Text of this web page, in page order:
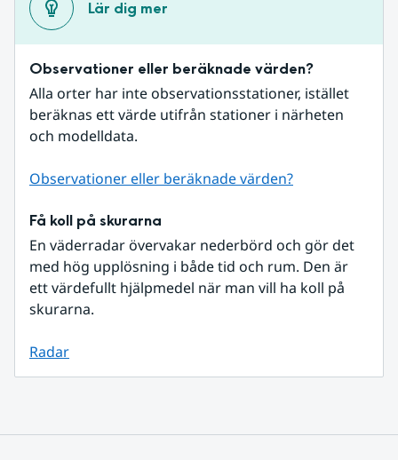
Lär dig mer
Observationer eller beräknade värden?
Alla orter har inte observationsstationer, istället
beräknas ett värde utifrån stationer i närheten
och modelldata.
Observationer eller beräknade värden?
Få koll på skurarna
En väderradar övervakar nederbörd och gör det
med hög upplösning i både tid och rum. Den är
ett värdefullt hjälpmedel när man vill ha koll på
skurarna.
Radar